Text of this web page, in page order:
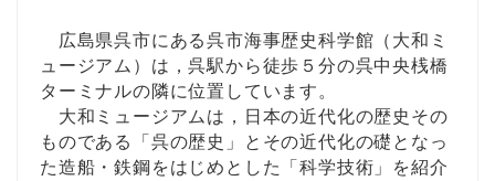
広島県呉市にある呉市海事歴史科学館（大和ミ
ュージアム）は，呉駅から徒歩５分の呉中央桟橋
ターミナルの隣に位置しています。
大和ミュージアムは，日本の近代化の歴史その
ものである「呉の歴史」とその近代化の礎となっ
た造船・鉄鋼をはじめとした「科学技術」を紹介